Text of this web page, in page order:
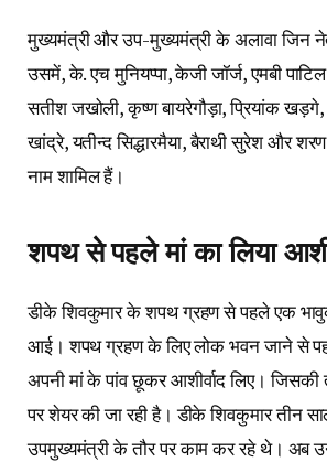
मुख्यमंत्री और उप-मुख्यमंत्री के अलावा जिन
उसमें, के. एच मुनियप्पा, केजी जॉर्ज, एमबी
सतीश जखोली, कृष्ण बायरेगौड़ा, प्रियांक खड़गे,
खांद्रे, यतीन्द सिद्धारमैया, बैराथी सुरेश और
नाम शामिल हैं।
शपथ से पहले मां का लिया
डीके शिवकुमार के शपथ ग्रहण से पहले एक
आई। शपथ ग्रहण के लिए लोक भवन जाने से
अपनी मां के पांव छूकर आशीर्वाद लिए। जिसकी
पर शेयर की जा रही है। डीके शिवकुमार तीन
उपमुख्यमंत्री के तौर पर काम कर रहे थे। अब